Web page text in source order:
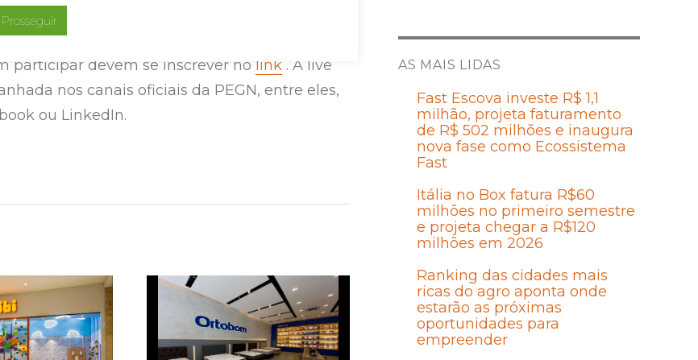
Prosseguir
participar devem se inscrever no link . A live
nos canais oficiais da PEGN, entre eles,
ou LinkedIn.
AS MAIS LIDAS
Fast Escova investe R$ 1,1
milhão, projeta faturamento
de R$ 502 milhões e inaugura
nova fase como Ecossistema
Fast
Itália no Box fatura R$60
milhões no primeiro semestre
e projeta chegar a R$120
milhões em 2026
Ranking das cidades mais
ricas do agro aponta onde
estarão as próximas
oportunidades para
empreender